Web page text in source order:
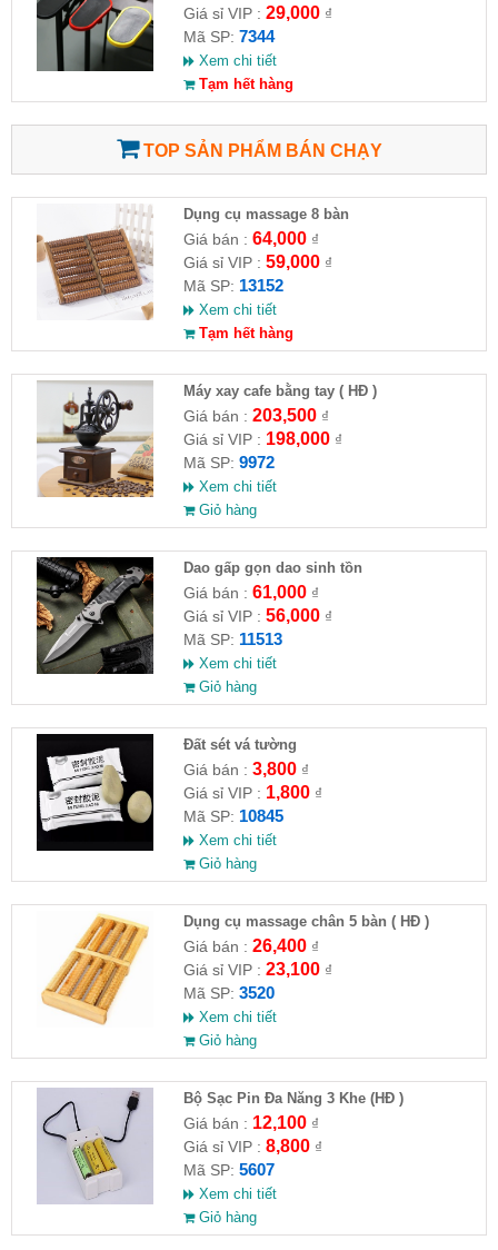
Giá sỉ VIP : 29,000₫
Mã SP: 7344
Xem chi tiết
Tạm hết hàng
TOP SẢN PHẨM BÁN CHẠY
Dụng cụ massage 8 bàn
Giá bán : 64,000₫
Giá sỉ VIP : 59,000₫
Mã SP: 13152
Xem chi tiết
Tạm hết hàng
Máy xay cafe bằng tay ( HĐ )
Giá bán : 203,500₫
Giá sỉ VIP : 198,000₫
Mã SP: 9972
Xem chi tiết
Giỏ hàng
Dao gấp gọn dao sinh tồn
Giá bán : 61,000₫
Giá sỉ VIP : 56,000₫
Mã SP: 11513
Xem chi tiết
Giỏ hàng
Đất sét vá tường
Giá bán : 3,800₫
Giá sỉ VIP : 1,800₫
Mã SP: 10845
Xem chi tiết
Giỏ hàng
Dụng cụ massage chân 5 bàn ( HĐ )
Giá bán : 26,400₫
Giá sỉ VIP : 23,100₫
Mã SP: 3520
Xem chi tiết
Giỏ hàng
Bộ Sạc Pin Đa Năng 3 Khe (HĐ )
Giá bán : 12,100₫
Giá sỉ VIP : 8,800₫
Mã SP: 5607
Xem chi tiết
Giỏ hàng